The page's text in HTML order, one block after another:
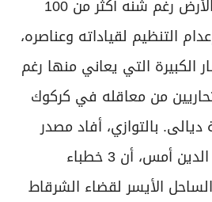
تحقيق أي نتائج على الأرض رغم شنه أكثر من 100
التنظيم لقياداته وعناصره،
الكبيرة التي يعاني منها رغم
من معاقله في كركوك
بالتوازي، أفاد مصدر
محلي بمحافظة صلاح الدين أمس، أن 3 خطباء
الأيسر لقضاء الشرقاط